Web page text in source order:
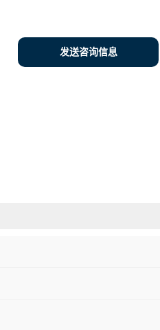
发送咨询信息